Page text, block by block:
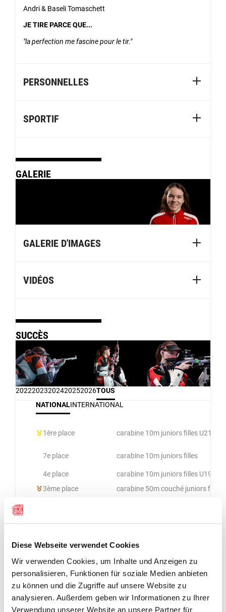
Diese Webseite verwendet Cookies
Wir verwenden Cookies, um Inhalte und Anzeigen zu
personalisieren, Funktionen für soziale Medien anbieten
zu können und die Zugriffe auf unsere Website zu
analysieren. Außerdem geben wir Informationen zu Ihrer
Verwendung unserer Website an unsere Partner für
Andri & Baseli Tomaschett
JE TIRE PARCE QUE...
la perfection me fascine pour le tir.
PERSONNELLES
SPORTIF
GALERIE
GALERIE D'IMAGES
VIDÉOS
SUCCÈS
20222023202420252026TOUS
NATIONALINTERNATIONAL
1ère place carabine 10m juniors filles U21
7e place carabine 10m juniors filles
4e place
carabine 10m juniors filles U19 -
3ème place
carabine 50m couché juniors filles
2ème place
carabine 10m juniors filles
3e place
carabine 50m juniors
3e place
carabine 50m
1ère place
carabine 10m
4e place
carabine 10m Juniors